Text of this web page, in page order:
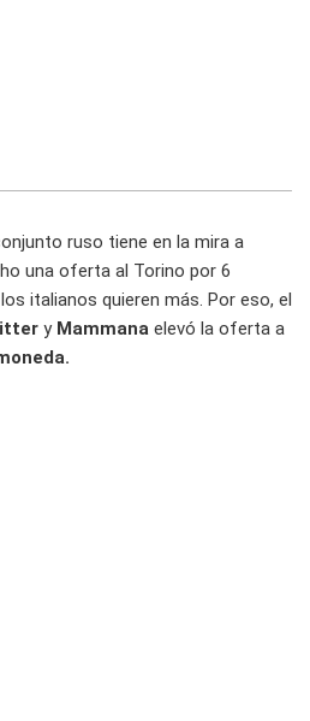
ruso tiene en la mira a
una oferta al Torino por 6
italianos quieren más. Por eso, el
y Mammana elevó la oferta a